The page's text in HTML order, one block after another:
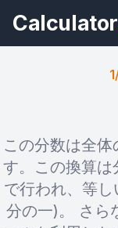
Calculator
この分数は全体
す。この換算は
で行われ、等
分の一)。 さら